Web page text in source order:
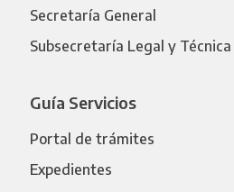
Secretaría General
Subsecretaría Legal y Técnica
Guía Servicios
Portal de trámites
Expedientes